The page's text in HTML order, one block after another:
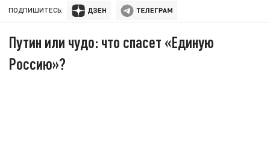
ПОДПИШИТЕСЬ:
Путин или чудо: что спасет «Единую
Россию»?